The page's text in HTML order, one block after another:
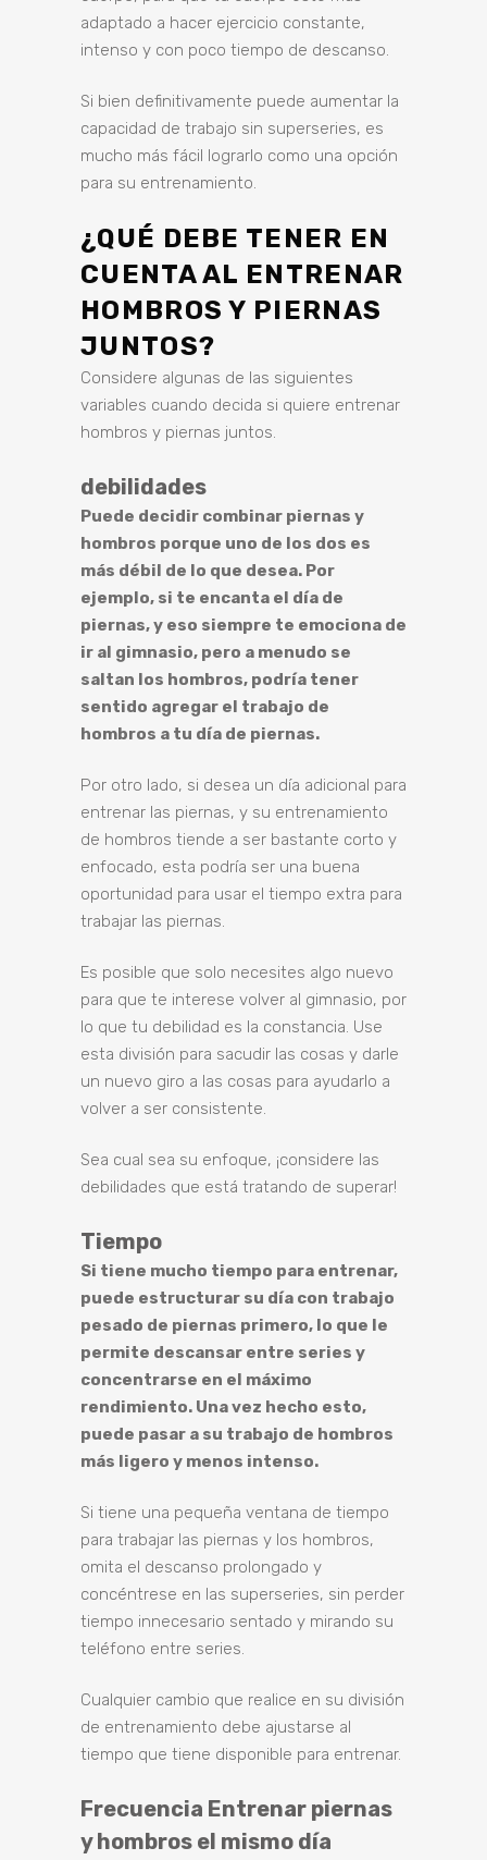
adaptado a hacer ejercicio constante,
intenso y con poco tiempo de descanso.
Si bien definitivamente puede aumentar la
capacidad de trabajo sin superseries, es
mucho más fácil lograrlo como una opción
para su entrenamiento.
¿QUÉ DEBE TENER EN
CUENTA AL ENTRENAR
HOMBROS Y PIERNAS
JUNTOS?
Considere algunas de las siguientes
variables cuando decida si quiere entrenar
hombros y piernas juntos.
debilidades
Puede decidir combinar piernas y
hombros porque uno de los dos es
más débil de lo que desea. Por
ejemplo, si te encanta el día de
piernas, y eso siempre te emociona de
ir al gimnasio, pero a menudo se
saltan los hombros, podría tener
sentido agregar el trabajo de
hombros a tu día de piernas.
Por otro lado, si desea un día adicional para
entrenar las piernas, y su entrenamiento
de hombros tiende a ser bastante corto y
enfocado, esta podría ser una buena
oportunidad para usar el tiempo extra para
trabajar las piernas.
Es posible que solo necesites algo nuevo
para que te interese volver al gimnasio, por
lo que tu debilidad es la constancia. Use
esta división para sacudir las cosas y darle
un nuevo giro a las cosas para ayudarlo a
volver a ser consistente.
Sea cual sea su enfoque, ¡considere las
debilidades que está tratando de superar!
Tiempo
Si tiene mucho tiempo para entrenar,
puede estructurar su día con trabajo
pesado de piernas primero, lo que le
permite descansar entre series y
concentrarse en el máximo
rendimiento. Una vez hecho esto,
puede pasar a su trabajo de hombros
más ligero y menos intenso.
Si tiene una pequeña ventana de tiempo
para trabajar las piernas y los hombros,
omita el descanso prolongado y
concéntrese en las superseries, sin perder
tiempo innecesario sentado y mirando su
teléfono entre series.
Cualquier cambio que realice en su división
de entrenamiento debe ajustarse al
tiempo que tiene disponible para entrenar.
Frecuencia Entrenar piernas
y hombros el mismo día